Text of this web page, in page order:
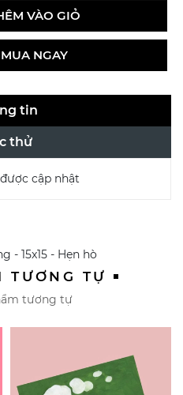
VÀO GIỎ
MUA NGAY
tin
thử
cập nhật
- 15x15 - Hẹn hò
TƯƠNG TỰ
tương tự